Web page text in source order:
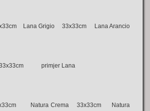
Lana Grigio 33x33cm Lana Arancio
33x33cm primjer Lana
Natura Crema 33x33cm Natura